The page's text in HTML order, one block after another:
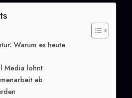
Warum es heute
Media lohnt
ab